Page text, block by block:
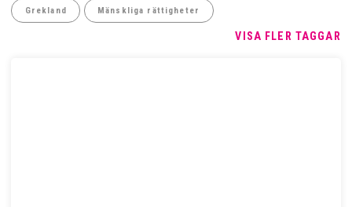
Grekland Mänskliga rättigheter
VISA FLER TAGGAR